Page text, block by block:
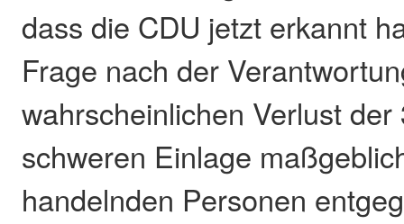
dass die CDU jetzt erkannt
Frage nach der
wahrscheinlichen Verlust
schweren Einlage
handelnden Personen